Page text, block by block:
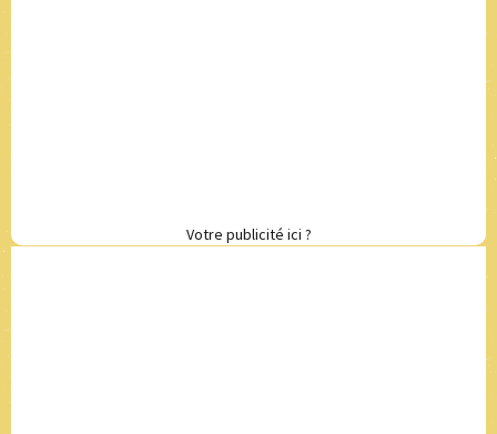
Votre publicité ici ?